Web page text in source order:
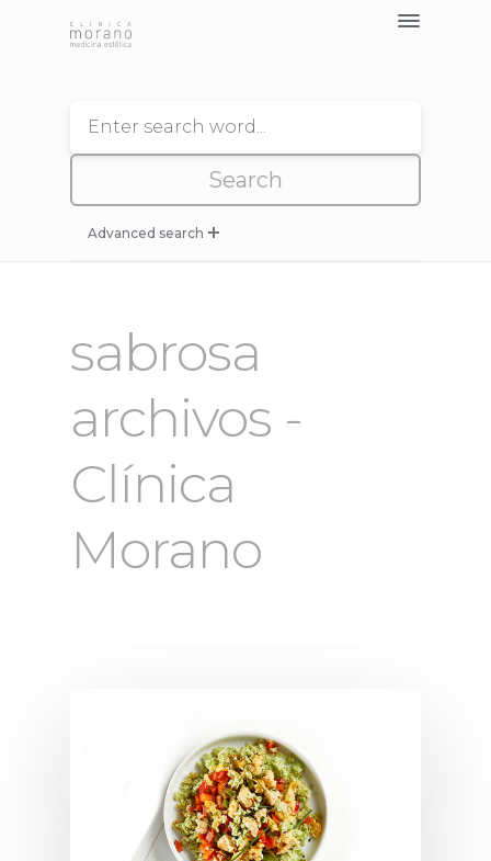
Blog
Contacto
Advanced search
--
--
sabrosa
archivos -
Clínica
Morano